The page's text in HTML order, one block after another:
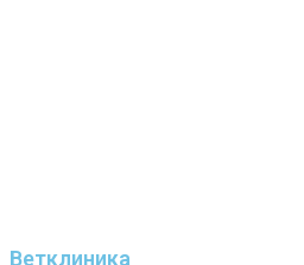
Ветклиника